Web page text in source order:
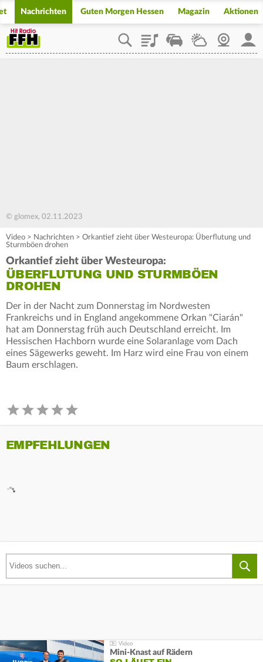
Nachrichten Guten Morgen Hessen Magazin Aktionen
PlaylistStaupilotWetterWebcam
© glomex, 02.11.2023
Video > Nachrichten > Orkantief zieht über Westeuropa: Überflutung und
Sturmböen drohen
Orkantief zieht über Westeuropa:
ÜBERFLUTUNG UND STURMBÖEN
DROHEN
Der in der Nacht zum Donnerstag im Nordwesten
Frankreichs und in England angekommene Orkan "Ciarán"
hat am Donnerstag früh auch Deutschland erreicht. Im
Hessischen Hachborn wurde eine Solaranlage vom Dach
eines Sägewerks geweht. Im Harz wird eine Frau von einem
Baum erschlagen.
EMPFEHLUNGEN
Mini-Knast auf Rädern